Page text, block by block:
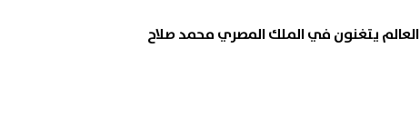
يتغنون في الملك المصري محمد صلاح